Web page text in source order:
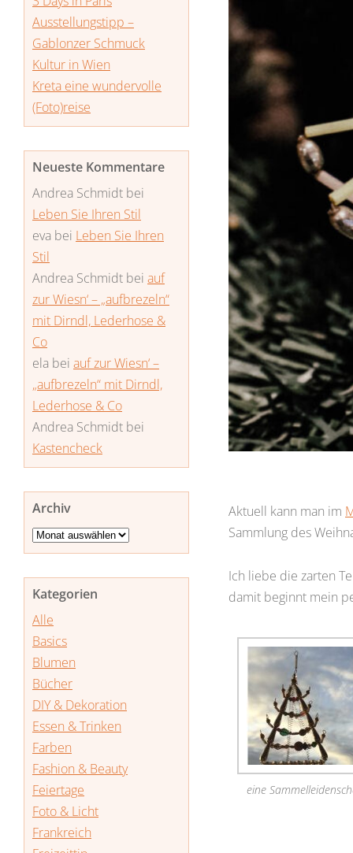
Ausstellungstipp –
Gablonzer Schmuck
Kultur in Wien
Kreta eine wundervolle
(Foto)reise
Neueste Kommentare
Andrea Schmidt bei
Leben Sie Ihren Stil
eva bei Leben Sie Ihren
Stil
Andrea Schmidt bei auf
zur Wiesn‘ – „aufbrezeln“
mit Dirndl, Lederhose &
Co
ela bei auf zur Wiesn‘ –
„aufbrezeln“ mit Dirndl,
Lederhose & Co
Andrea Schmidt bei
Kastencheck
Archiv
Archiv
Kategorien
Alle
Basics
Blumen
Bücher
DIY & Dekoration
Essen & Trinken
Farben
Fashion & Beauty
Feiertage
Foto & Licht
Frankreich
Aktuell kann man im
Sammlung des
Ich liebe die zarten
damit beginnt mein
eine